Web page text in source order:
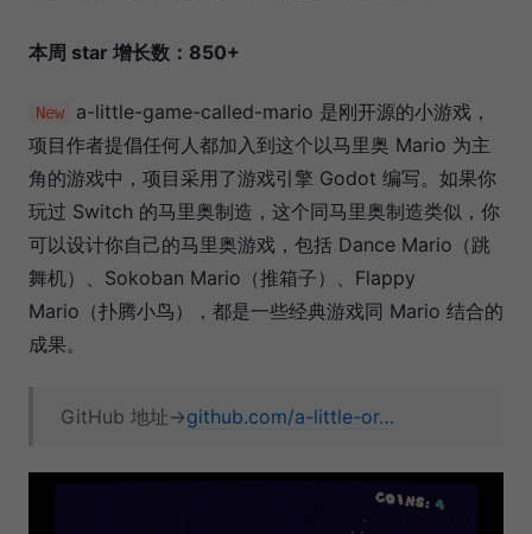
本周 star 增长数：850+
New
a-little-game-called-mario 是刚开源的小游戏，
项目作者提倡任何人都加入到这个以马里奥 Mario 为主
角的游戏中，项目采用了游戏引擎 Godot 编写。如果你
玩过 Switch 的马里奥制造，这个同马里奥制造类似，你
可以设计你自己的马里奥游戏，包括 Dance Mario（跳
舞机）、Sokoban Mario（推箱子）、Flappy
Mario（扑腾小鸟），都是一些经典游戏同 Mario 结合的
成果。
GitHub 地址→github.com/a-little-or…